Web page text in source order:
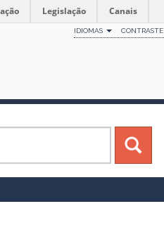
Legislação Canais
IDIOMAS CONTRASTE